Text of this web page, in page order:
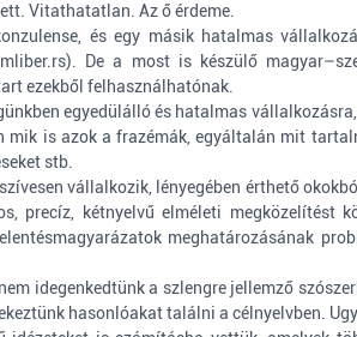
Vitathatatlan. Az ő érdeme.
és egy másik hatalmas
De a most is készülő
ezekből felhasználhatónak.
egyedülálló és hatalmas
mik is azok a frazémák, egyáltalán mit
stb.
vállalkozik, lényegében érthető
precíz, kétnyelvű elméleti megközelítést
meghatározásának
idegenkedtünk a szlengre jellemző
hasonlóakat találni a célnyelvben.